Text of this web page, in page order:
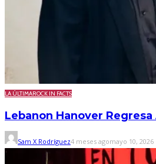
LA ÚLTIMAROCK IN FACTS
Lebanon Hanover Regresa
Sam X Rodríguez4 meses agomayo 10, 2026